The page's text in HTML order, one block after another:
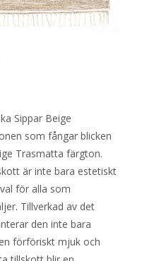
Sippar Beige
som fångar blicken
Trasmatta färgton.
är inte bara estetiskt
för alla som
Tillverkad av det
den inte bara
förföriskt mjuk och